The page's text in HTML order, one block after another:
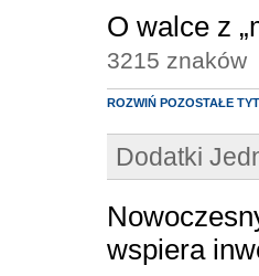
O walce z
3215 znaków
ROZWIŃ POZOSTAŁE
Dodatki
wspiera